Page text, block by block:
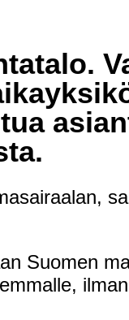
Suomen